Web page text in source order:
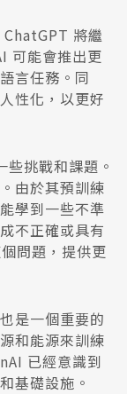
將繼
可能會推出更
言任務。同
性化，以更好
挑戰和課題。
由於其預訓練
學到一些不準
不正確或具有
問題，提供更
是一個重要的
和能源來訓練
已經意識到
基礎設施。